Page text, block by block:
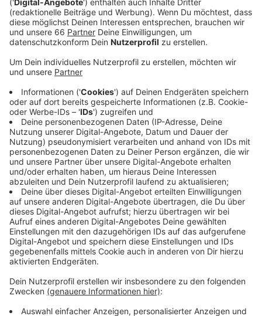
Bücher.
Veröffentlicht:Freitag, 16.06.2023 14:25
Anzeige
Die Büchermeile wird am Samstag und Sonntag (17.
und 18. Juni 2023) von 11 bis 19 Uhr geöffnet sein. Zur
Einstimmung auf die Europameisterschaft 2024 findet
morgen (Samstag, 17. Juni) vor dem Rathaus ein
Familienfest statt. Das „One Year To Go“-Familienfest
startet um 11 Uhr und wird bis 18 Uhr gehen. Es wird
unter anderem Musik, Mitmachaktionen und
Talkrunden mit Gästen wie Fortuna-Legende Axel
Bellinghausen geben.
Anzeige
Weitere Infos und Links zum Thema
Anzeige